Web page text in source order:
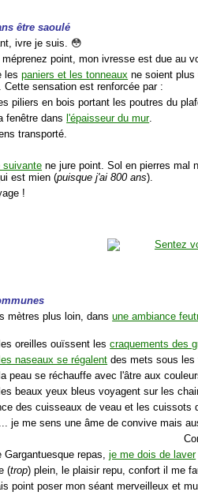
être saoulé
ivre je suis. 😳
point, mon ivresse est due au
lespaniers et les tonneaux ne soient plus
Cette sensation est renforcée par :
piliers en bois portant les poutres du
fenêtre dans l'épaisseur du mur.
transporté.
suivante ne jure point. Sol en pierres mal
est mien (puisque j'ai 800 ans).
!
mètres plus loin, dansune ambiance
oreilles ouïssent lescraquements des
naseaux se régalent des mets sous les
peau se réchauffe avec l'âtre aux
beaux yeux bleus voyagent sur les
des cuisseaux de veau et les cuissots
je me sens une âme de convive mais
Gargantuesque repas,je me dois de laver
(trop) plein, le plaisir repu, confort il me
point poser mon séant merveilleux et